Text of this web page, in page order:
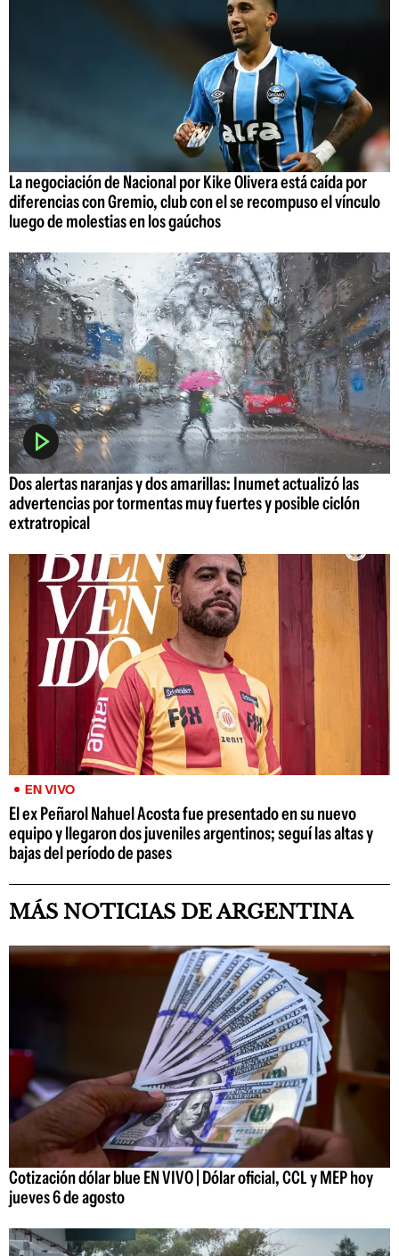
La negociación de Nacional por Kike Olivera está caída por
diferencias con Gremio, club con el se recompuso el vínculo
luego de molestias en los gaúchos
Dos alertas naranjas y dos amarillas: Inumet actualizó las
advertencias por tormentas muy fuertes y posible ciclón
extratropical
EN VIVO
El ex Peñarol Nahuel Acosta fue presentado en su nuevo
equipo y llegaron dos juveniles argentinos; seguí las altas y
bajas del período de pases
MÁS NOTICIAS DE ARGENTINA
Cotización dólar blue EN VIVO | Dólar oficial, CCL y MEP hoy
jueves 6 de agosto